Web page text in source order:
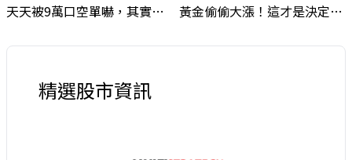
天天被9萬口空單嚇，其實你盯錯地方了｜Mr.Jimmy高志銘 #台股 #外資期貨 #融資 黃金偷偷大漲！這才是決定台股生死的「真風向球」！｜Mr.Jimmy高志銘 #黃金 #美元指數 #聯準會
精選股市資訊